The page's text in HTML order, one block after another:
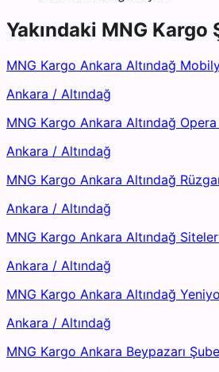
Yakındaki MNG Kargo
MNG Kargo Ankara Altındağ
Ankara / Altındağ
MNG Kargo Ankara Altındağ
Ankara / Altındağ
MNG Kargo Ankara Altındağ
Ankara / Altındağ
MNG Kargo Ankara Altındağ
Ankara / Altındağ
MNG Kargo Ankara Altındağ
Ankara / Altındağ
MNG Kargo Ankara Beypazarı